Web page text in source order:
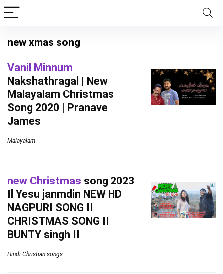
new xmas song
Vanil Minnum
Nakshathragal | New
Malayalam Christmas
Song 2020 | Pranave
James
Malayalam
new Christmas song 2023
Il Yesu janmdin NEW HD
NAGPURI SONG II
CHRISTMAS SONG II
BUNTY singh II
Hindi Christian songs